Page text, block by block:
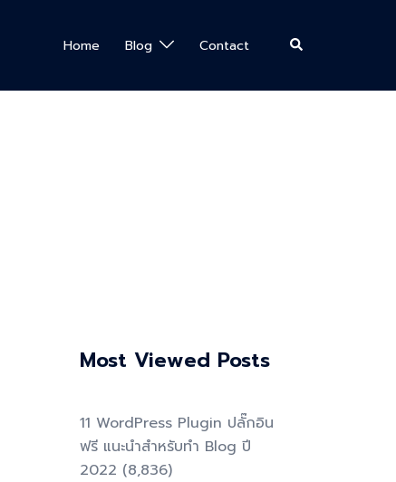
Home Blog Contact Search
Most Viewed Posts
11 WordPress Plugin ปลั๊กอิน
ฟรี แนะนำสำหรับทำ Blog ปี
2022 (8,836)